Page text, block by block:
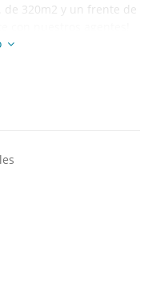
320m2 y un frente de